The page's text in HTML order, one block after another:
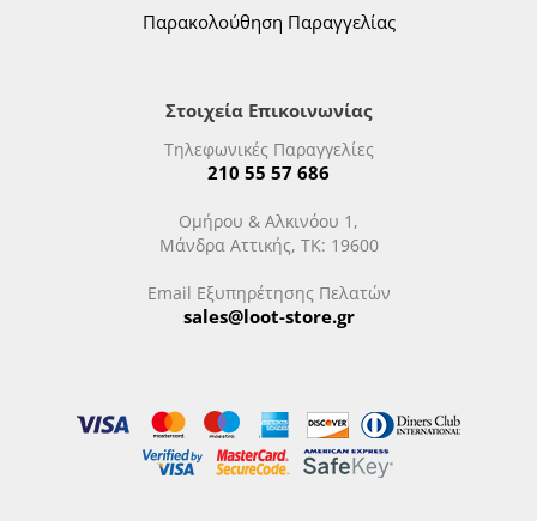
Παρακολούθηση Παραγγελίας
Στοιχεία Επικοινωνίας
Τηλεφωνικές Παραγγελίες
210 55 57 686
Ομήρου & Αλκινόου 1,
Μάνδρα Αττικής, ΤΚ: 19600
Email Εξυπηρέτησης Πελατών
sales@loot-store.gr